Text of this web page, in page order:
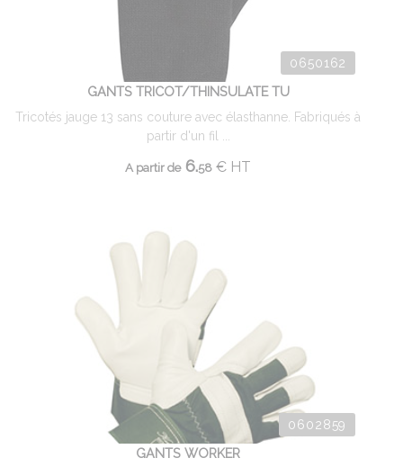
0650162
GANTS TRICOT/THINSULATE TU
Tricotés jauge 13 sans couture avec élasthanne. Fabriqués à
partir d'un fil ...
A partir de6.58 € HT
0602859
GANTS WORKER